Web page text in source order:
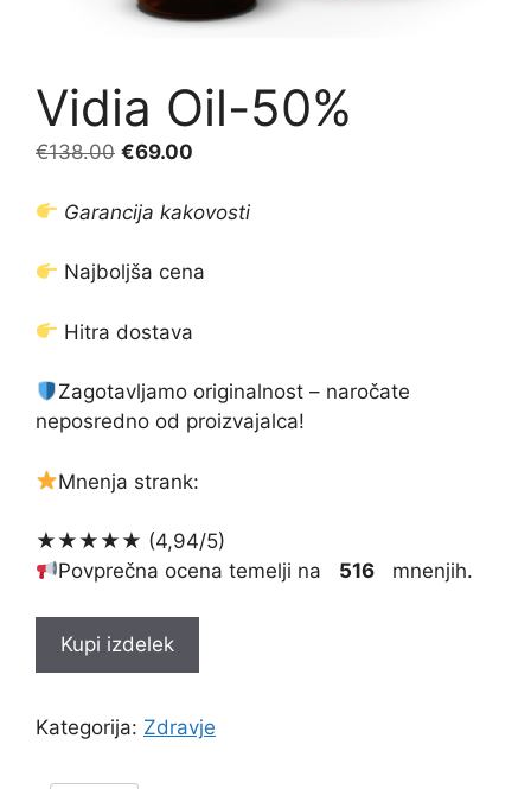
Vidia Oil-50%
€138.00 Izvirna
je
€138.00.
€69.00
je:
Garancija kakovosti
Najboljša cena
Hitra dostava
Zagotavljamo originalnost – naročate
neposredno od proizvajalca!
Mnenja strank:
★★★★★ (4,94/5)
Povprečna ocena temelji na 516 mnenjih.
Kupi izdelek
Kategorija: Zdravje